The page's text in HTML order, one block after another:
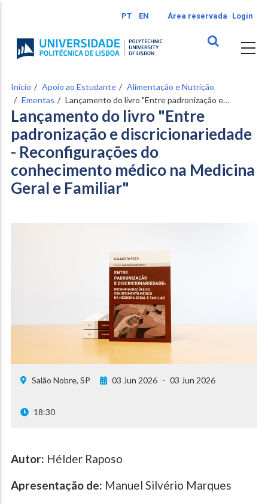
conteúdo
principal
PT EN Área reservada Login
Início Apoio ao Estudante
Alimentação e Nutrição
Ementas
Lançamento do livro "Entre padronização e…
Lançamento do livro "Entre
padronização e discricionariedade
- Reconfigurações do
conhecimento médico na Medicina
Geral e Familiar"
Salão Nobre, SP 03 Jun 2026 - 03 Jun 2026
18:30
Autor: Hélder Raposo
Apresentação de: Manuel Silvério Marques